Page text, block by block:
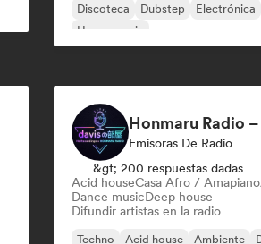
Discoteca
Dubstep Electrónica
House music
Honmaru Radio –
Emisoras De Radio
&gt; 200 respuestas dadas
Acid houseCasa Afro / Amapiano
Dance musicDeep house
Difundir artistas en la radio
Techno Acid house Ambiente